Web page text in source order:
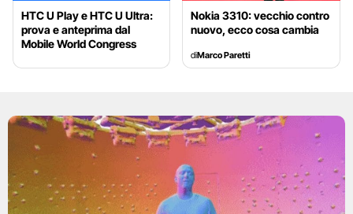
HTC U Play e HTC U Ultra:
prova e anteprima dal
Mobile World Congress
Nokia 3310: vecchio contro
nuovo, ecco cosa cambia
diMarco Paretti